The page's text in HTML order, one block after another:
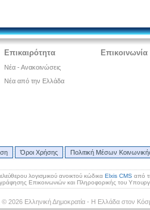
Επικαιρότητα
Νέα - Ανακοινώσεις
Νέα από την Ελλάδα
Επικοινωνία
Όροι Χρήσης Πολιτική Μέσων
λογισμικού ανοικτού κώδικα Elxis CMS από
Επικοινωνιών και Πληροφορικής του
2026 Ελληνική Δημοκρατία - Η Ελλάδα στον